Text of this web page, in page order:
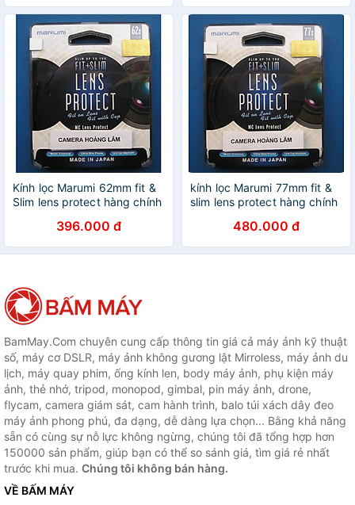
Kính lọc Marumi 62mm fit &
Slim lens protect hàng chính
396.000 đ
kính lọc Marumi 77mm fit &
slim lens protect hàng chính
480.000 đ
BamMay.Com chuyên cung cấp thông tin giá cả máy ảnh kỹ thuật
số, máy cơ DSLR, máy ảnh không gương lật Mirroless, máy ảnh du
lịch, máy quay phim, ống kính len, body máy ảnh, phụ kiện máy
ảnh, thẻ nhớ, tripod, monopod, gimbal, pin máy ảnh, drone,
flycam, camera giám sát, cam hành trình, balo túi xách dây đeo
máy ảnh phong phú, đa dạng, dễ dàng lựa chọn... Bằng khả năng
sẵn có cùng sự nỗ lực không ngừng, chúng tôi đã tổng hợp hơn
150000 sản phẩm, giúp bạn có thể so sánh giá, tìm giá rẻ nhất
trước khi mua. Chúng tôi không bán hàng.
VỀ BẤM MÁY